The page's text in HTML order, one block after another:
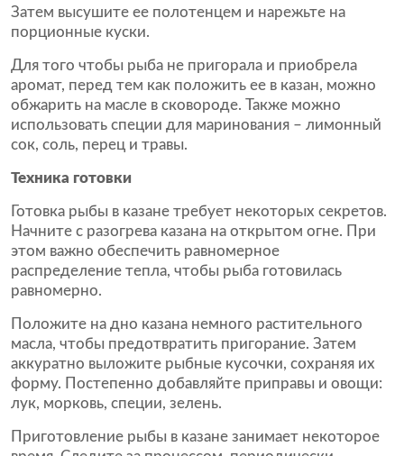
Затем высушите ее полотенцем и нарежьте на
порционные куски.
Для того чтобы рыба не пригорала и приобрела
аромат, перед тем как положить ее в казан, можно
обжарить на масле в сковороде. Также можно
использовать специи для маринования – лимонный
сок, соль, перец и травы.
Техника готовки
Готовка рыбы в казане требует некоторых секретов.
Начните с разогрева казана на открытом огне. При
этом важно обеспечить равномерное
распределение тепла, чтобы рыба готовилась
равномерно.
Положите на дно казана немного растительного
масла, чтобы предотвратить пригорание. Затем
аккуратно выложите рыбные кусочки, сохраняя их
форму. Постепенно добавляйте приправы и овощи:
лук, морковь, специи, зелень.
Приготовление рыбы в казане занимает некоторое